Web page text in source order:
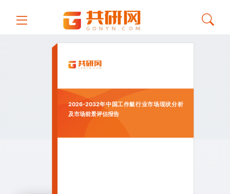
2026-2032年中国工作艇行业市场现状分析
及市场前景评估报告